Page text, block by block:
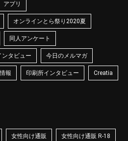
アプリ
オンラインとら祭り2020夏
同人アンケート
ンタビュー 今日のメルマガ
報 印刷所インタビュー Creatia
女性向け通販 女性向け通販 R-18